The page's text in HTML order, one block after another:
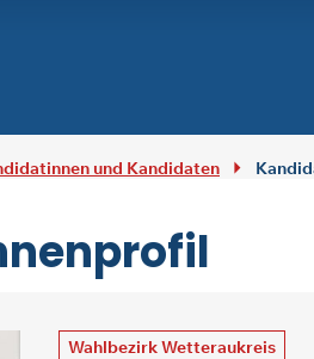
und Kandidaten
Wahlbezirk Wetteraukreis